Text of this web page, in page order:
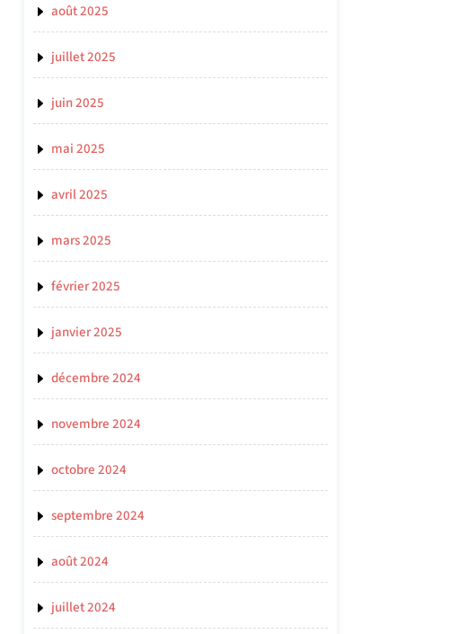
août 2025
juillet 2025
juin 2025
mai 2025
avril 2025
mars 2025
février 2025
janvier 2025
décembre 2024
novembre 2024
octobre 2024
septembre 2024
août 2024
juillet 2024